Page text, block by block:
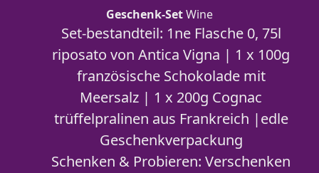
Geschenk-SetWine
Set-bestandteil: 1ne Flasche 0, 75l
riposato von Antica Vigna | 1 x 100g
französische Schokolade mit
Meersalz | 1 x 200g Cognac
trüffelpralinen aus Frankreich |edle
Geschenkverpackung
Schenken & Probieren: Verschenken